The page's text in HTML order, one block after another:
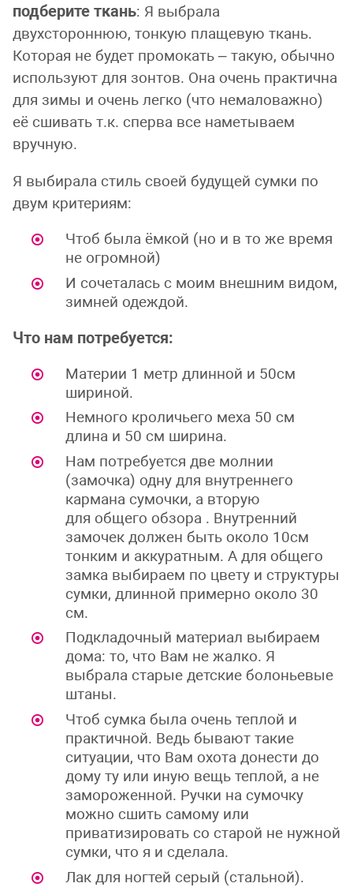
подберите ткань: Я выбрала
двухстороннюю, тонкую плащевую ткань.
Которая не будет промокать – такую, обычно
используют для зонтов. Она очень практична
для зимы и очень легко (что немаловажно)
её сшивать т.к. сперва все наметываем
вручную.
Я выбирала стиль своей будущей сумки по
двум критериям:
Чтоб была ёмкой (но и в то же время
не огромной)
И сочеталась с моим внешним видом,
зимней одеждой.
Что нам потребуется:
Материи 1 метр длинной и 50см
шириной.
Немного кроличьего меха 50 см
длина и 50 см ширина.
Нам потребуется две молнии
(замочка) одну для внутреннего
кармана сумочки, а вторую
для общего обзора . Внутренний
замочек должен быть около 10см
тонким и аккуратным. А для общего
замка выбираем по цвету и структуры
сумки, длинной примерно около 30
см.
Подкладочный материал выбираем
дома: то, что Вам не жалко. Я
выбрала старые детские болоньевые
штаны.
Чтоб сумка была очень теплой и
практичной. Ведь бывают такие
ситуации, что Вам охота донести до
дому ту или иную вещь теплой, а не
замороженной. Ручки на сумочку
можно сшить самому или
приватизировать со старой не нужной
сумки, что я и сделала.
Лак для ногтей серый (стальной).